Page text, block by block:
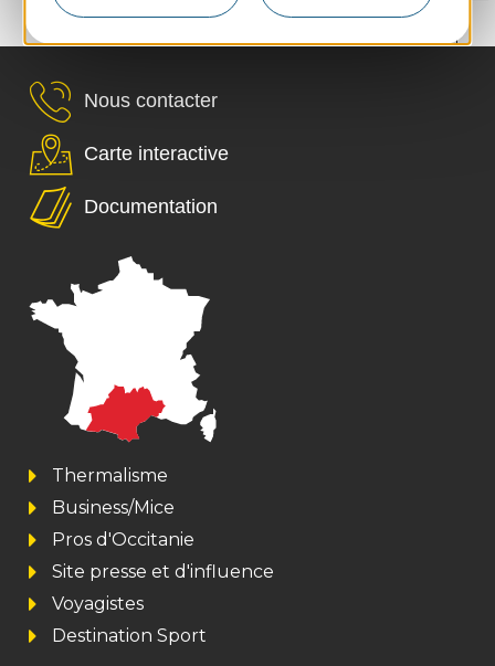
76 ... 119 ... 162 ... 170
Nous contacter
Carte interactive
Documentation
Thermalisme
Business/Mice
Pros d'Occitanie
Site presse et d'influence
Voyagistes
Destination Sport